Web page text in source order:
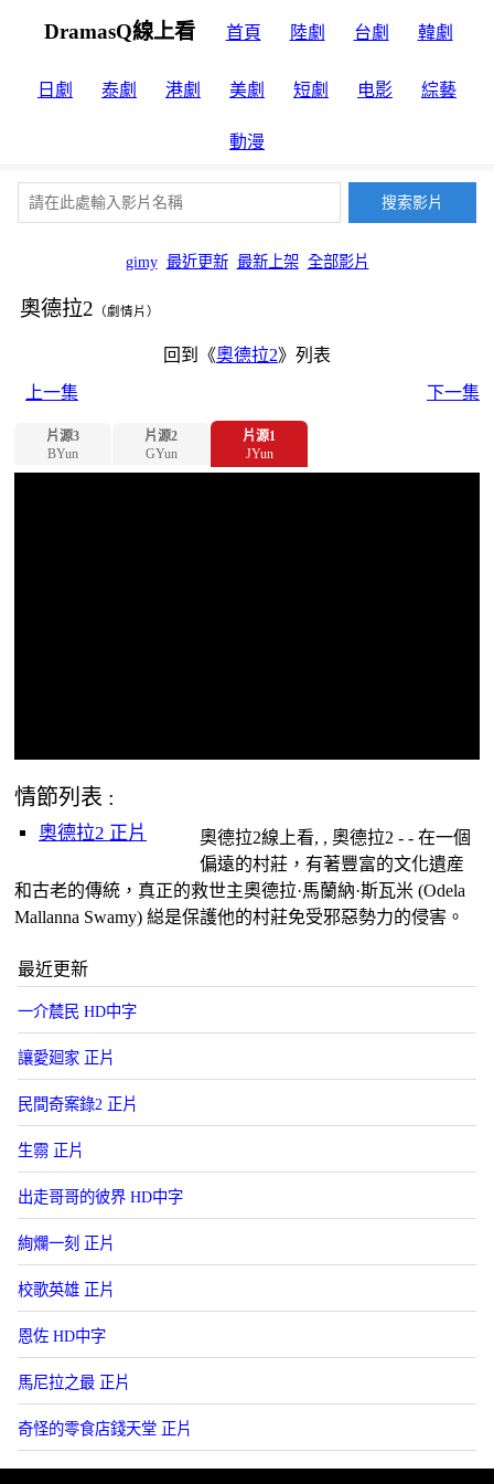
DramasQ線上看 首頁 陸劇 台劇 韓劇
日劇 泰劇 港劇 美劇 短劇 电影 綜藝
動漫
gimy 最近更新 最新上架 全部影片
奧德拉2 （劇情片）
回到《奧德拉2》列表
上一集
下一集
片源3
BYun
片源2
GYun
片源1
JYun
情節列表 :
奧德拉2 正片
奧德拉2線上看, , 奧德拉2 - - 在一個
偏遠的村莊，有著豐富的文化遺産
和古老的傳統，真正的救世主奧德拉·馬蘭納·斯瓦米 (Odela
Mallanna Swamy) 縂是保護他的村莊免受邪惡勢力的侵害。
最近更新
一介辳民 HD中字
讓愛廻家 正片
民間奇案錄2 正片
生霛 正片
出走哥哥的彼界 HD中字
絢爛一刻 正片
校歌英雄 正片
恩佐 HD中字
馬尼拉之最 正片
奇怪的零食店錢天堂 正片